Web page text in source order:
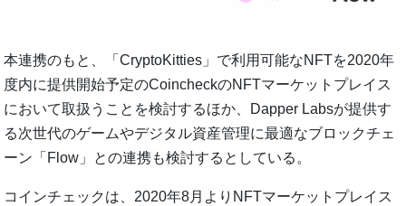
本連携のもと、「CryptoKitties」で利用可能なNFTを2020年
度内に提供開始予定のCoincheckのNFTマーケットプレイス
において取扱うことを検討するほか、Dapper Labsが提供す
る次世代のゲームやデジタル資産管理に最適なブロックチェ
ーン「Flow」との連携も検討するとしている。
コインチェックは、2020年8月よりNFTマーケットプレイス